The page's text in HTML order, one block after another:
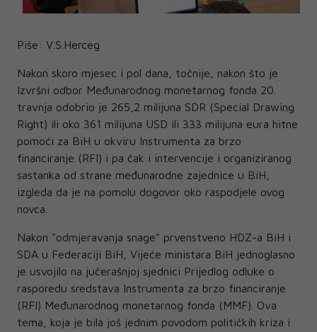
Piše: V.S.Herceg
Nakon skoro mjesec i pol dana, točnije, nakon što je
Izvršni odbor Međunarodnog monetarnog fonda 20.
travnja odobrio je 265,2 milijuna SDR (Special Drawing
Right) ili oko 361 milijuna USD ili 333 milijuna eura hitne
pomoći za BiH u okviru Instrumenta za brzo
financiranje (RFI) i pa čak i intervencije i organiziranog
sastanka od strane međunarodne zajednice u BiH,
izgleda da je na pomolu dogovor oko raspodjele ovog
novca.
Nakon "odmjeravanja snage" prvenstveno HDZ-a BiH i
SDA u Federaciji BiH, Vijeće ministara BiH jednoglasno
je usvojilo na jučerašnjoj sjednici Prijedlog odluke o
rasporedu sredstava Instrumenta za brzo financiranje
(RFI) Međunarodnog monetarnog fonda (MMF). Ova
tema, koja je bila još jednim povodom političkih kriza i